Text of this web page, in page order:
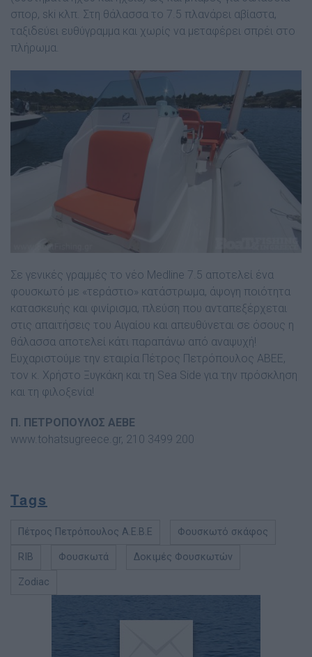
σπορ, ski κλπ. Στη θάλασσα το 7.5 πλανάρει αβίαστα,
ταξιδεύει ευθύγραµµα και χωρίς να µεταφέρει σπρέι στο
πλήρωµα.
Σε γενικές γραµµές το νέο Medline 7.5 αποτελεί ένα
φουσκωτό µε «τεράστιο» κατάστρωµα, άψογη ποιότητα
κατασκευής και φινίρισµα, πλεύση που ανταπεξέρχεται
στις απαιτήσεις του Αιγαίου και απευθύνεται σε όσους η
θάλασσα αποτελεί κάτι παραπάνω από αναψυχή!
Ευχαριστούµε την εταιρία Πέτρος Πετρόπουλος ΑΒΕΕ,
τον κ. Χρήστο Ξυγκάκη και τη Sea Side για την πρόσκληση
και τη φιλοξενία!
Π. ΠΕΤΡΟΠΟΥΛΟΣ ΑΕΒΕ
www.tohatsugreece.gr, 210 3499 200
Tags
Πέτρος Πετρόπουλος Α.Ε.Β.Ε Φουσκωτό σκάφος
RIB Φουσκωτά Δοκιμές Φουσκωτών
Zodiac